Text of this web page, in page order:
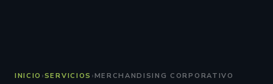
INICIO ›SERVICIOS ›MERCHANDISING CORPORATIVO